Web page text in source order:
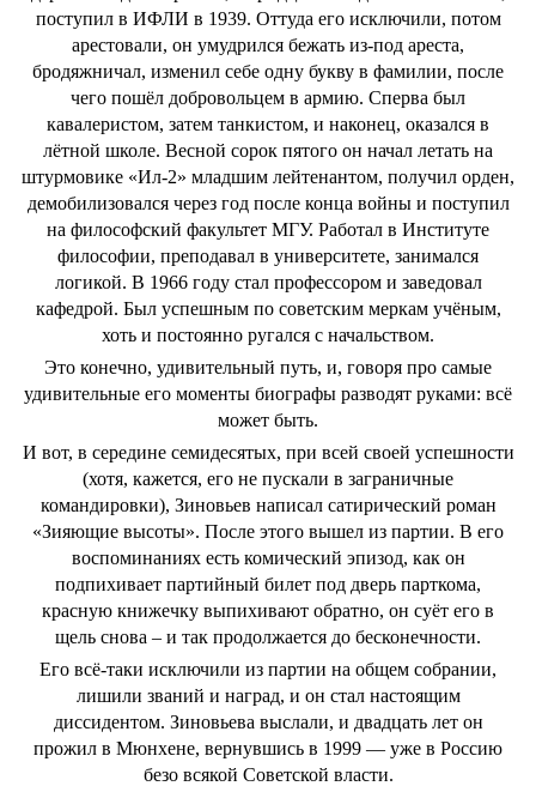
поступил в ИФЛИ в 1939. Оттуда его исключили, потом
арестовали, он умудрился бежать из-под ареста,
бродяжничал, изменил себе одну букву в фамилии, после
чего пошёл добровольцем в армию. Сперва был
кавалеристом, затем танкистом, и наконец, оказался в
лётной школе. Весной сорок пятого он начал летать на
штурмовике «Ил-2» младшим лейтенантом, получил орден,
демобилизовался через год после конца войны и поступил
на философский факультет МГУ. Работал в Институте
философии, преподавал в университете, занимался
логикой. В 1966 году стал профессором и заведовал
кафедрой. Был успешным по советским меркам учёным,
хоть и постоянно ругался с начальством.
Это конечно, удивительный путь, и, говоря про самые
удивительные его моменты биографы разводят руками: всё
может быть.
И вот, в середине семидесятых, при всей своей успешности
(хотя, кажется, его не пускали в заграничные
командировки), Зиновьев написал сатирический роман
«Зияющие высоты». После этого вышел из партии. В его
воспоминаниях есть комический эпизод, как он
подпихивает партийный билет под дверь парткома,
красную книжечку выпихивают обратно, он суёт его в
щель снова – и так продолжается до бесконечности.
Его всё-таки исключили из партии на общем собрании,
лишили званий и наград, и он стал настоящим
диссидентом. Зиновьева выслали, и двадцать лет он
прожил в Мюнхене, вернувшись в 1999 — уже в Россию
безо всякой Советской власти.